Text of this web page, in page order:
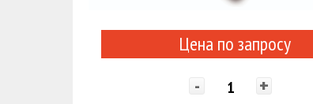
Цена по запросу
- +